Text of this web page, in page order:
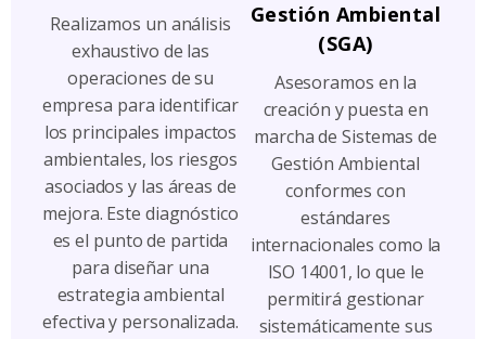
Realizamos un análisis
exhaustivo de las
operaciones de su
empresa para identificar
los principales impactos
ambientales, los riesgos
asociados y las áreas de
mejora. Este diagnóstico
es el punto de partida
para diseñar una
estrategia ambiental
efectiva y personalizada.
Gestión Ambiental
(SGA)
Asesoramos en la
creación y puesta en
marcha de Sistemas de
Gestión Ambiental
conformes con
estándares
internacionales como la
ISO 14001, lo que le
permitirá gestionar
sistemáticamente sus